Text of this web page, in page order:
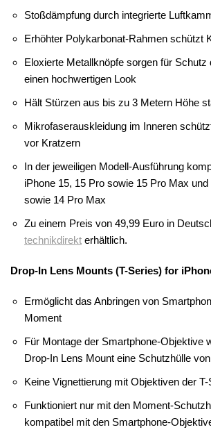
Stoßdämpfung durch integrierte
Erhöhter Polykarbonat-Rahmen schützt
Eloxierte Metallknöpfe sorgen für Schutz
einen hochwertigen Look
Hält Stürzen aus bis zu 3 Metern Höhe
Mikrofaserauskleidung im Inneren
vor Kratzern
In der jeweiligen Modell-Ausführung
iPhone 15, 15 Pro sowie 15 Pro Max
sowie 14 Pro Max
Zu einem Preis von 49,99 Euro in
technikdirekt erhältlich.
Drop-In Lens Mounts (T-Series) for
Ermöglicht das Anbringen von
Moment
Für Montage der Smartphone-Objektive
Drop-In Lens Mount eine Schutzhülle
Keine Vignettierung mit Objektiven der T-
Funktioniert nur mit den Moment-
kompatibel mit den Smartphone-